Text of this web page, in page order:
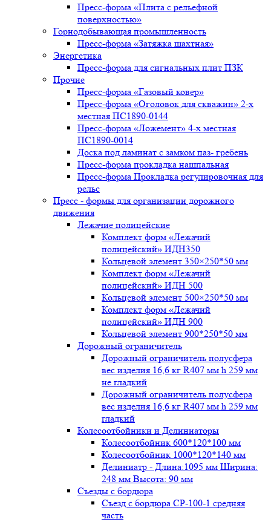
Пресс-форма «Плита с рельефной
поверхностью»
Горнодобывающая промышленность
Пресс-форма «Затяжка шахтная»
Энергетика
Пресс-форма для сигнальных плит ПЗК
Прочие
Пресс-форма «Газовый ковер»
Пресс-форма «Оголовок для скважин» 2-х
местная ПС1890-0144
Пресс-форма «Ложемент» 4-х местная
ПС1890-0014
Доска под ламинат с замком паз- гребень
Пресс-форма прокладка нашпальная
Пресс-форма Прокладка регулировочная для
рельс
Пресс - формы для организации дорожного
движения
Лежачие полицейские
Комплект форм «Лежачий
полицейский» ИДН350
Кольцевой элемент 350×250*50 мм
Комплект форм «Лежачий
полицейский» ИДН 500
Кольцевой элемент 500×250*50 мм
Комплект форм «Лежачий
полицейский» ИДН 900
Кольцевой элемент 900*250*50 мм
Дорожный ограничитель
Дорожный ограничитель полусфера
вес изделия 16,6 кг R407 мм h 259 мм
не гладкий
Дорожный ограничитель полусфера
вес изделия 16,6 кг R407 мм h 259 мм
гладкий
Колесоотбойники и Делиниаторы
Колесоотбойник 600*120*100 мм
Колесоотбойник 1000*120*140 мм
Делиниатр - Длина:1095 мм Ширина:
248 мм Высота: 90 мм
Съезды с бордюра
Съезд с бордюра СР-100-1 средняя
часть